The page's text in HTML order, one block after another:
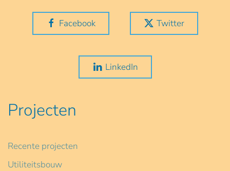
Facebook Twitter
LinkedIn
Projecten
Recente projecten
Utiliteitsbouw